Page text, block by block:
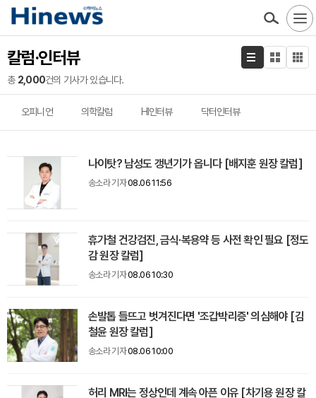
칼럼·인터뷰
총 2,000건의 기사가 있습니다.
오피니언 의학칼럼 HI인터뷰 닥터인터뷰
나이탓? 남성도 갱년기가 옵니다 [배지훈 원장 칼럼]
송소라 기자08.06 11:56
휴가철 건강검진, 금식·복용약 등 사전 확인 필요 [정도
감 원장 칼럼]
송소라 기자08.06 10:30
손발톱 들뜨고 벗겨진다면 '조갑박리증' 의심해야 [김
철윤 원장 칼럼]
송소라 기자08.06 10:00
허리 MRI는 정상인데 계속 아픈 이유 [차기용 원장 칼